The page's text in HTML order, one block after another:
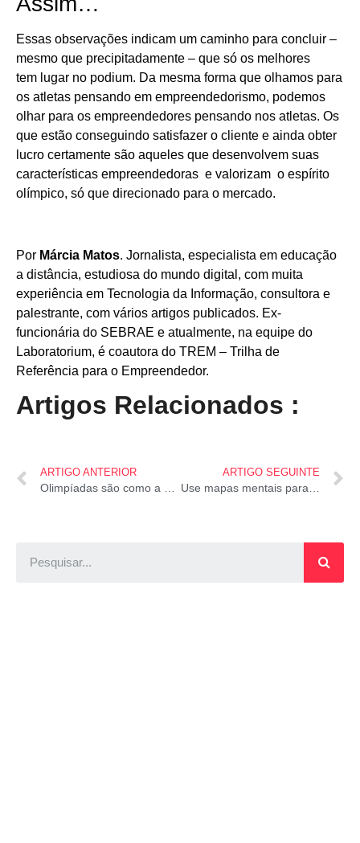
Essas observações indicam um caminho para concluir –
mesmo que precipitadamente – que só os melhores
tem lugar no podium. Da mesma forma que olhamos para
os atletas pensando em empreendedorismo, podemos
olhar para os empreendedores pensando nos atletas. Os
que estão conseguindo satisfazer o cliente e ainda obter
lucro certamente são aqueles que desenvolvem suas
características empreendedoras e valorizam o espírito
olímpico, só que direcionado para o mercado.
Por Márcia Matos. Jornalista, especialista em educação
a distância, estudiosa do mundo digital, com muita
experiência em Tecnologia da Informação, consultora e
palestrante, com vários artigos publicados. Ex-
funcionária do SEBRAE e atualmente, na equipe do
Laboratorium, é coautora do TREM – Trilha de
Referência para o Empreendedor.
Artigos Relacionados :
ARTIGO ANTERIOR ARTIGO SEGUINTE